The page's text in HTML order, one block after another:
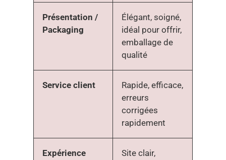
Présentation /
Packaging
Élégant, soigné,
idéal pour offrir,
emballage de
qualité
Service client
Rapide, efficace,
erreurs
corrigées
rapidement
Expérience
Site clair,